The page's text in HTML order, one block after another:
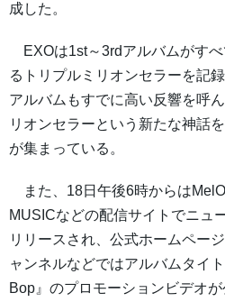
成した。
EXOは1st～3rdアルバムがす
るトリプルミリオンセラーを記
アルバムもすでに高い反響を呼
リオンセラーという新たな神話
が集まっている。
また、18日午後6時からは
MUSICなどの配信サイトでニュ
リリースされ、公式ホームペー
ャンネルなどではアルバムタイ
Bop』のプロモーションビデオ